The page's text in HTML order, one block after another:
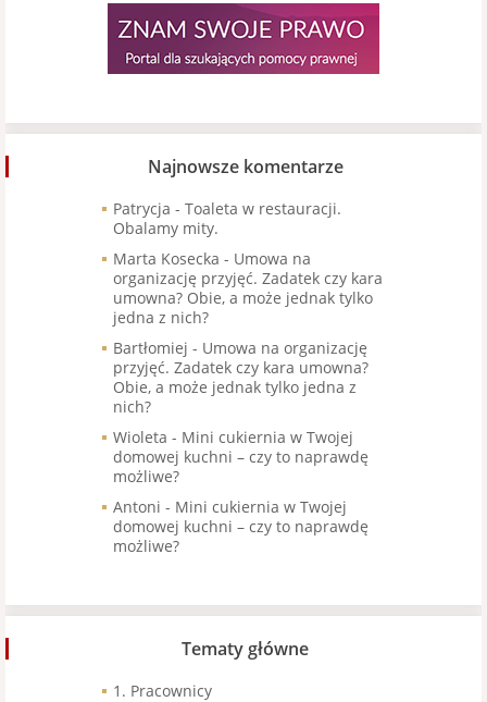
Najnowsze komentarze
Patrycja - Toaleta w restauracji.
Obalamy mity.
Marta Kosecka - Umowa na
organizację przyjęć. Zadatek czy kara
umowna? Obie, a może jednak tylko
jedna z nich?
Bartłomiej - Umowa na organizację
przyjęć. Zadatek czy kara umowna?
Obie, a może jednak tylko jedna z
nich?
Wioleta - Mini cukiernia w Twojej
domowej kuchni – czy to naprawdę
możliwe?
Antoni - Mini cukiernia w Twojej
domowej kuchni – czy to naprawdę
możliwe?
Tematy główne
1. Pracownicy